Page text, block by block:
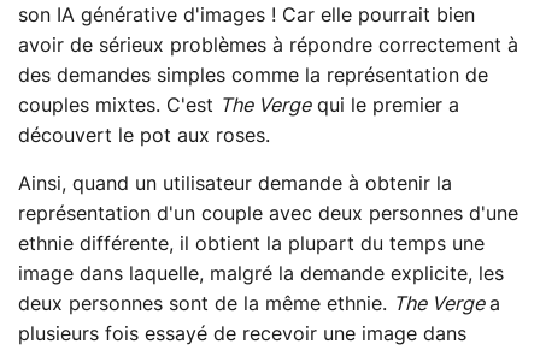
son IA générative d'images ! Car elle pourrait bien
avoir de sérieux problèmes à répondre correctement à
des demandes simples comme la représentation de
couples mixtes. C'est The Vergequi le premier a
découvert le pot aux roses.
Ainsi, quand un utilisateur demande à obtenir la
représentation d'un couple avec deux personnes d'une
ethnie différente, il obtient la plupart du temps une
image dans laquelle, malgré la demande explicite, les
deux personnes sont de la même ethnie. The Vergea
plusieurs fois essayé de recevoir une image dans